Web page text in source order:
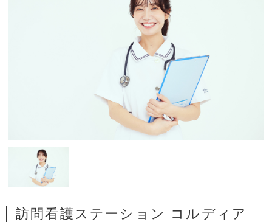
訪問看護ステーション コルディア